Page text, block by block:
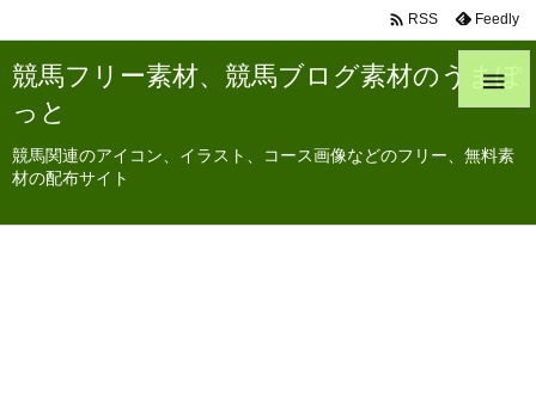
競馬フリー素材、競馬ブログ素材のうまぽ
っと
競馬関連のアイコン、イラスト、コース画像などのフリー、無料素
材の配布サイト

 RSS Feedly